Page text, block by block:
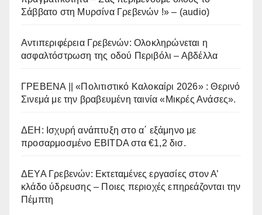
Σάββατο στη Μυρσίνα Γρεβενών !» – (audio)
Αντιπεριφέρεια Γρεβενών: Ολοκληρώνεται η
ασφαλτόστρωση της οδού Περιβόλι – Αβδέλλα
ΓΡΕΒΕΝΑ || «Πολιτιστικό Καλοκαίρι 2026» : Θερινό
Σινεμά με την βραβευμένη ταινία «Μικρές Ανάσες».
ΔΕΗ: Ισχυρή ανάπτυξη στο α΄ εξάμηνο με
προσαρμοσμένο EBITDA στα €1,2 δισ.
ΔΕΥΑ Γρεβενών: Εκτεταμένες εργασίες στον Α’
κλάδο ύδρευσης – Ποιες περιοχές επηρεάζονται την
Πέμπτη